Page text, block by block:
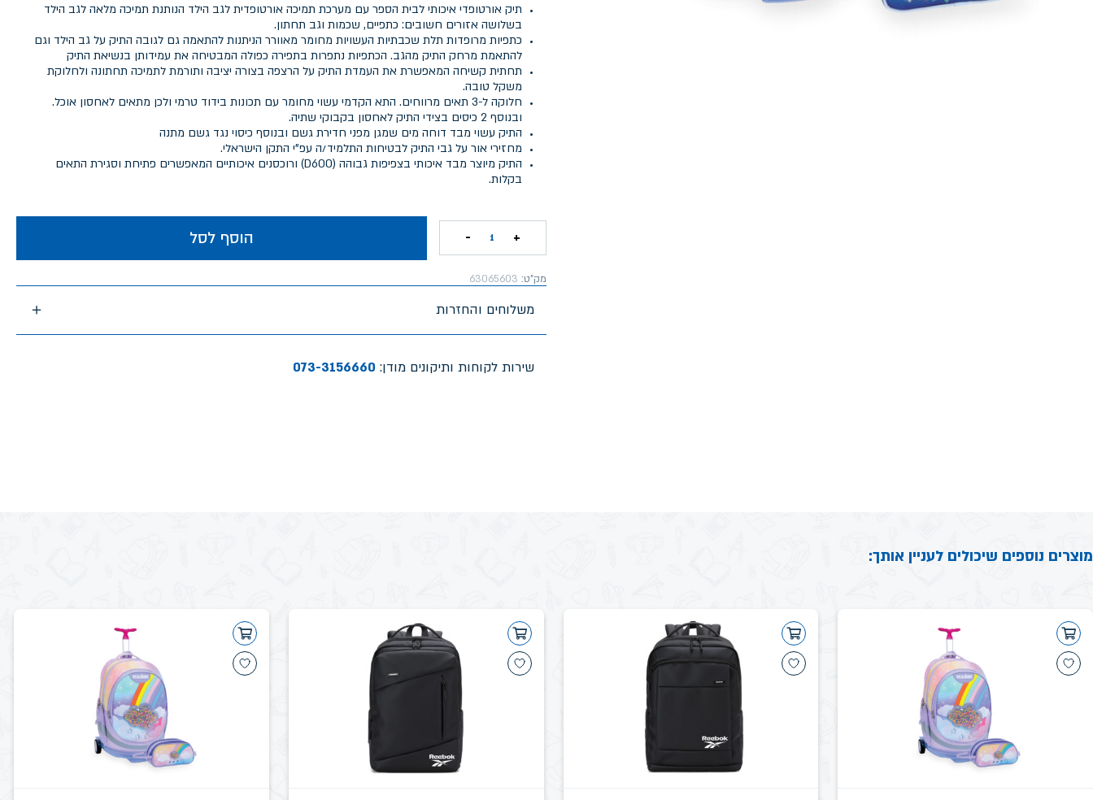
תיק אורטופדי איכותי לבית הספר עם מערכת תמיכה אורטופדית לגב הילד הנותנת תמיכה מלאה לגב הילד
בשלושה אזורים חשובים: כתפיים, שכמות וגב תחתון.
כתפיות מרופדות תלת שכבתיות העשויות מחומר מאוורר הניתנות להתאמה גם לגובה התיק על גב הילד וגם
להתאמת מרחק התיק מהגב. הכתפיות נתפרות בתפירה כפולה המבטיחה את עמידותן בנשיאת התיק
תחתית קשיחה המאפשרת את העמדת התיק על הרצפה בצורה יציבה ותורמת לתמיכה תחתונה ולחלוקת
משקל טובה.
חלוקה ל-3 תאים מרווחים. התא הקדמי עשוי מחומר עם תכונות בידוד טרמי ולכן מתאים לאחסון אוכל.
ובנוסף 2 כיסים בצידי התיק לאחסון בקבוקי שתיה.
התיק עשוי מבד דוחה מים שמגן מפני חדירת גשם ובנוסף כיסוי נגד גשם מתנה
מחזירי אור על גבי התיק לבטיחות התלמיד/ה עפ"י התקן הישראלי.
התיק מיוצר מבד איכותי בצפיפות גבוהה (D600) ורוכסנים איכותיים המאפשרים פתיחת וסגירת התאים
בקלות.
הוסף לסל +
1
-
מק"ט: 63065603
משלוחים והחזרות
שירות לקוחות ותיקונים מודן: 073-3156660
מוצרים נוספים שיכולים לעניין אותך: